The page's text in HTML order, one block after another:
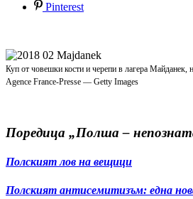
Pinterest
Куп от човешки кости и черепи в лагера
Agence France-Presse — Getty Images
Поредица „Полша –
Полският лов на вещици
Полският антисемитизъм: една